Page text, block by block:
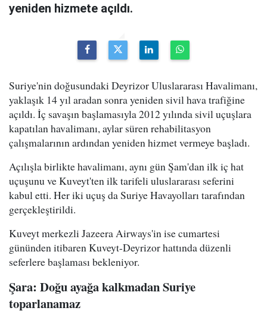
yeniden hizmete açıldı.
Suriye'nin doğusundaki Deyrizor Uluslararası Havalimanı,
yaklaşık 14 yıl aradan sonra yeniden sivil hava trafiğine
açıldı. İç savaşın başlamasıyla 2012 yılında sivil uçuşlara
kapatılan havalimanı, aylar süren rehabilitasyon
çalışmalarının ardından yeniden hizmet vermeye başladı.
Açılışla birlikte havalimanı, aynı gün Şam'dan ilk iç hat
uçuşunu ve Kuveyt'ten ilk tarifeli uluslararası seferini
kabul etti. Her iki uçuş da Suriye Havayolları tarafından
gerçekleştirildi.
Kuveyt merkezli Jazeera Airways'in ise cumartesi
gününden itibaren Kuveyt-Deyrizor hattında düzenli
seferlere başlaması bekleniyor.
Şara: Doğu ayağa kalkmadan Suriye
toparlanamaz